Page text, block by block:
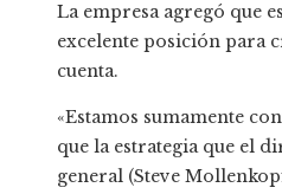
La empresa agregó que
excelente posición para
cuenta.
«Estamos sumamente
que la estrategia que el
general (Steve